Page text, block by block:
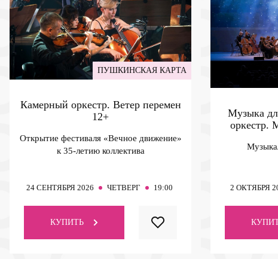
ПУШКИНСКАЯ КАРТА
Камерный оркестр. Ветер перемен
12+
Открытие фестиваля «Вечное движение»
к 35-летию коллектива
24 СЕНТЯБРЯ 2026 ЧЕТВЕРГ 19:00
КУПИТЬ
Музыка
оркестр.
2 ОКТЯБРЯ